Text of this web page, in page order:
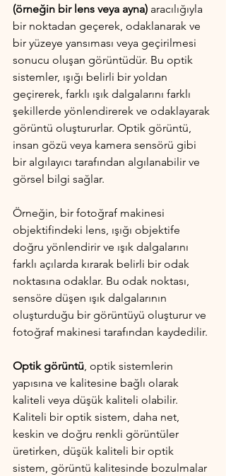
(örneğin bir lens veya ayna) aracılığıyla
bir noktadan geçerek, odaklanarak ve
bir yüzeye yansıması veya geçirilmesi
sonucu oluşan görüntüdür. Bu optik
sistemler, ışığı belirli bir yoldan
geçirerek, farklı ışık dalgalarını farklı
şekillerde yönlendirerek ve odaklayarak
görüntü oluştururlar. Optik görüntü,
insan gözü veya kamera sensörü gibi
bir algılayıcı tarafından algılanabilir ve
görsel bilgi sağlar.
Örneğin, bir fotoğraf makinesi
objektifindeki lens, ışığı objektife
doğru yönlendirir ve ışık dalgalarını
farklı açılarda kırarak belirli bir odak
noktasına odaklar. Bu odak noktası,
sensöre düşen ışık dalgalarının
oluşturduğu bir görüntüyü oluşturur ve
fotoğraf makinesi tarafından kaydedilir.
Optik görüntü, optik sistemlerin
yapısına ve kalitesine bağlı olarak
kaliteli veya düşük kaliteli olabilir.
Kaliteli bir optik sistem, daha net,
keskin ve doğru renkli görüntüler
üretirken, düşük kaliteli bir optik
sistem, görüntü kalitesinde bozulmalar